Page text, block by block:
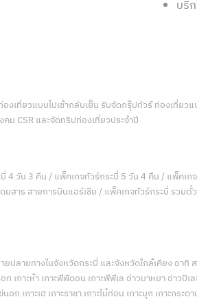
บริ
เที่ยวแบบไปเช้ากลับเย็น รับจัดกรุ๊ปทัวร์ ท่องเที่
ม CSR และจัดทริปท่องเที่ยวประจำปี
วัน 3 คืน / แพ็คเกจทัวร์กระบี่ 5 วัน 4 คืน / แพ็คเ
าร สายการบินแอร์เชีย / แพ็คเกจทัวร์กระบี่ รวม
ลายทางในจังหวัดกระบี่ และจังหวัดใกล้เคียง อา
เกาะห้า เกาะพีพีดอน เกาะพีพีเล อ่าวมาหยา อ่าวปิเ
เกาะเฮ เกาะราชา เกาะไม้ท่อน เกาะมุก เกาะกระ